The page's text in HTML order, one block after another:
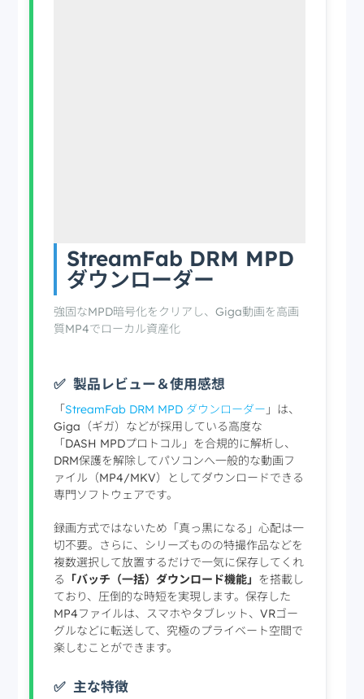
専用アプリ内のみで再生
PCのスペックに依存
StreamFab DRM MPD
ダウンローダー
強固なMPD暗号化をクリアし、Giga動画を高画
質MP4でローカル資産化
製品レビュー＆使用感想
「StreamFab DRM MPD ダウンローダー 」は、
Giga（ギガ）などが採用している高度な
「DASH MPDプロトコル」を合規的に解析し、
DRM保護を解除してパソコンへ一般的な動画フ
ァイル（MP4/MKV）としてダウンロードできる
専門ソフトウェアです。
録画方式ではないため「真っ黒になる」心配は一
切不要。さらに、シリーズものの特撮作品などを
複数選択して放置するだけで一気に保存してくれ
る
「バッチ（一括）ダウンロード機能」 を搭載し
ており、圧倒的な時短を実現します。保存した
MP4ファイルは、スマホやタブレット、VRゴー
グルなどに転送して、究極のプライベート空間で
楽しむことができます。
主な特徴